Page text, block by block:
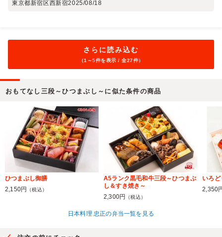
東京都新宿区西新宿2025/08/18
さらに読み込む
（1～5件を表示 / 全27件）
おもてなし三段～ひつまぶし～に似た条件の商品
ひつまぶし御膳
2,150円
（税込）
A5ランク黒毛和牛三段～ひつまぶ
し＆すき焼き～
2,300円
（税込）
いろ
2,350
日本料理 忠正の弁当一覧を見る